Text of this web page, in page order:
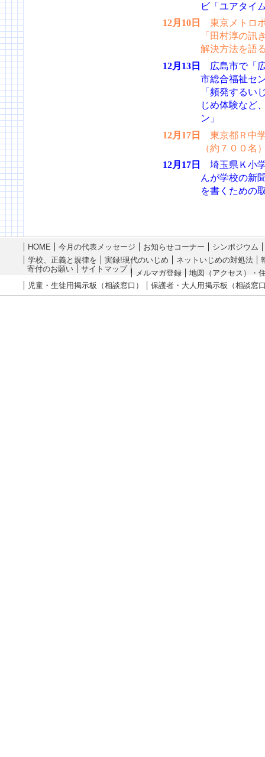
ビ「ユアタイ
12月10日
東京メトロ
「田村淳の訊
解決方法を語
12月13日
広島市で「
市総合福祉セ
「頻発するい
じめ体験など
ン」
12月17日
東京都Ｒ中
（約７００名
12月17日
埼玉県Ｋ小
んが学校の新
を書くための
HOME 今月の代表メッセージ お知らせコーナー
シンポジウム
学校、正義と規律を
実録!現代のいじめ ネットいじめの対処法
寄付のお願い
サイトマップ メルマガ登録
地図（アクセス）・
児童・生徒用掲示板（相談窓口）
保護者・大人用掲示板（相談窓